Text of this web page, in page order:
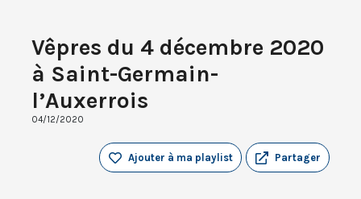
Vêpres du 4 décembre 2020
à Saint-Germain-
l’Auxerrois
04/12/2020
Partager
Ajouter à ma playlist